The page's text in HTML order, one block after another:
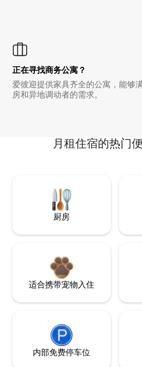
正在寻找商务公寓？
爱彼迎提供家具齐全的公寓，能够
房和异地调动者的需求。
月租住宿的热门
厨房
适合携带宠物入住
内部免费停车位